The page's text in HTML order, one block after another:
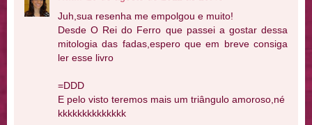
Juh,sua resenha me empolgou e muito!
Desde O Rei do Ferro que passei a gostar dessa
mitologia das fadas,espero que em breve consiga
ler esse livro
=DDD
E pelo visto teremos mais um triângulo amoroso,né
kkkkkkkkkkkkkk